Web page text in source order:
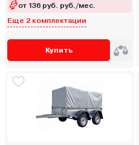
от 136 руб. руб./мес.
Еще 2 комплектации
Купить